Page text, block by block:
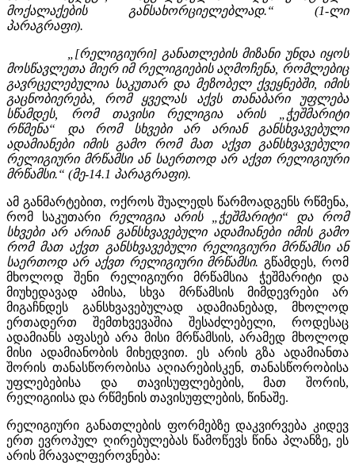
მოქალაქების განსახორციელებლად.“ (1-ლი
პარაგრაფი).
„[რელიგიური] განათლების მიზანი უნდა იყოს
მოსწავლეთა მიერ იმ რელიგიების აღმოჩენა, რომლებიც
გავრცელებულია საკუთარ და მეზობელ ქვეყნებში, იმის
გაცნობიერება, რომ ყველას აქვს თანაბარი უფლება
სწამდეს, რომ თავისი რელიგია არის „ჭეშმარიტი
რწმენა“ და რომ სხვები არ არიან განსხვავებული
ადამიანები იმის გამო რომ მათ აქვთ განსხვავებული
რელიგიური მრწამსი ან საერთოდ არ აქვთ რელიგიური
მრწამსი.“ (მე-14.1 პარაგრაფი).
ამ განმარტებით, ოქროს შუალედს წარმოადგენს რწმენა,
რომ საკუთარირელიგია არის „ჭეშმარიტი“ და რომ
სხვები არ არიან განსხვავებული ადამიანები იმის გამო
რომ მათ აქვთ განსხვავებული რელიგიური მრწამსი ან
საერთოდ არ აქვთ რელიგიური მრწამსი. გწამდეს, რომ
მხოლოდ შენი რელიგიური მრწამსია ჭეშმარიტი და
მიუხედავად ამისა, სხვა მრწამსის მიმდევრები არ
მიგაჩნდეს განსხვავებულად ადამიანებად, მხოლოდ
ერთადერთ შემთხვევაშია შესაძლებელი, როდესაც
ადამიანს აფასებ არა მისი მრწამსის, არამედ მხოლოდ
მისი ადამიანობის მიხედვით. ეს არის გზა ადამიანთა
შორის თანასწორობისა აღიარებისკენ, თანასწორობისა
უფლებებისა და თავისუფლებების, მათ შორის,
რელიგიისა და რწმენის თავისუფლების, წინაშე.
რელიგიური განათლების ფორმებზე დაკვირვება კიდევ
ერთ ევროპულ ღირებულებას წამოწევს წინა პლანზე, ეს
არის მრავალფეროვნება: